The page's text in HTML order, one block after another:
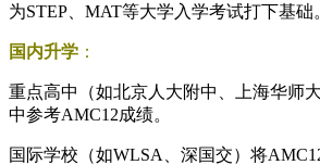
为STEP、MAT等大学入学考试打下基础
国内升学 ：
重点高中（如北京人大附中、上海华师
中参考AMC12成绩。
国际学校（如WLSA、深国交）将